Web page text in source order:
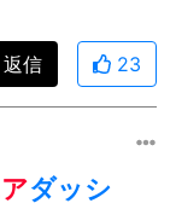
返信 23
ダッシ